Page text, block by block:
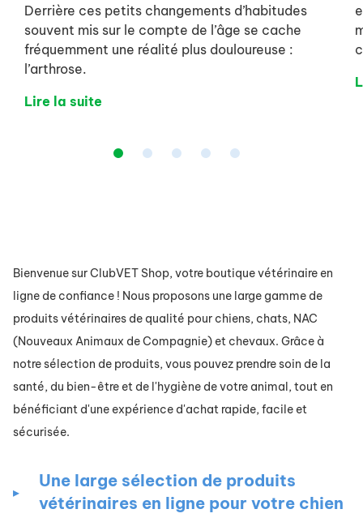
Bienvenue sur ClubVET Shop, votre boutique vétérinaire en
ligne de confiance ! Nous proposons une large gamme de
produits vétérinaires de qualité pour chiens, chats, NAC
(Nouveaux Animaux de Compagnie) et chevaux. Grâce à
notre sélection de produits, vous pouvez prendre soin de la
santé, du bien-être et de l'hygiène de votre animal, tout en
bénéficiant d'une expérience d'achat rapide, facile et
sécurisée.
Une large sélection de produits
vétérinaires en ligne pour votre chien
Derrière ces petits changements d’habitudes
souvent mis sur le compte de l’âge se cache
fréquemment une réalité plus douloureuse :
l’arthrose.
Lire la suite